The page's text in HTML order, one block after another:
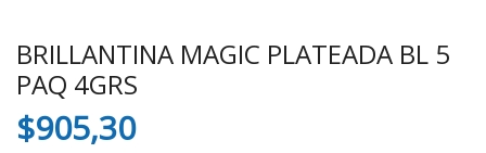
BRILLANTINA MAGIC PLATEADA BL 5
PAQ 4GRS
$905,30